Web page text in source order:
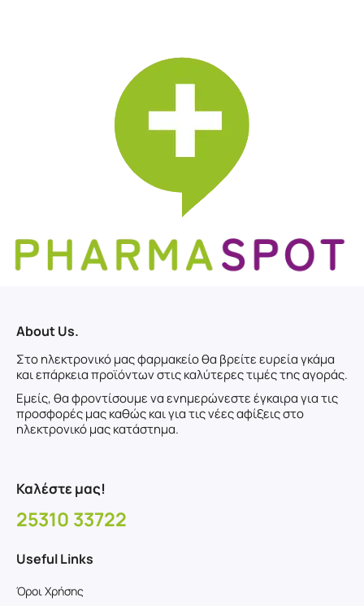
About Us.
Στο ηλεκτρονικό μας φαρμακείο θα βρείτε ευρεία γκάμα
και επάρκεια προϊόντων στις καλύτερες τιμές της αγοράς.
Εμείς, θα φροντίσουμε να ενημερώνεστε έγκαιρα για τις
προσφορές μας καθώς και για τις νέες αφίξεις στο
ηλεκτρονικό μας κατάστημα.
Καλέστε μας!
25310 33722
Useful Links
Όροι Χρήσης